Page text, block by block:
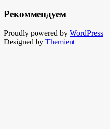
Рекоммендуем
Proudly powered by WordPress
Designed by Themient